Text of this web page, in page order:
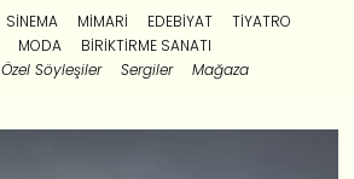
SINEMA MIMARI EDEBIYAT
TIYATRO
MODA
BIRIKTIRME SANATI
Özel Söyleşiler Sergiler Mağaza